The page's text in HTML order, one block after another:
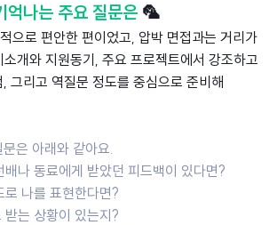
억나는 주요 질문은 🦜
으로 편안한 편이었고, 압박 면접과는 거리가
개와 지원동기, 주요 프로젝트에서 강조하고
그리고 역질문 정도를 중심으로 준비해
은 아래와 같아요.
배나 동료에게 받았던 피드백이 있다면?
로 나를 표현한다면?
는 상황이 있는지?